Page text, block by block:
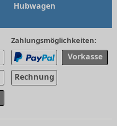
Hubwagen
Zahlungsmöglichkeiten:
Vorkasse
Rechnung